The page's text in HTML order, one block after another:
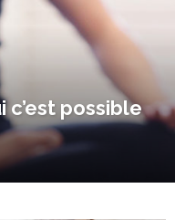
c’est possible